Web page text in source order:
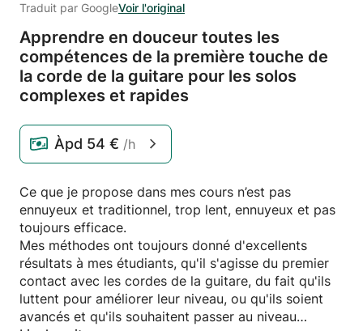
Traduit par GoogleVoir l'original
Apprendre en douceur toutes les
compétences de la première touche de
la corde de la guitare pour les solos
complexes et rapides
Àpd 54 € /h
Ce que je propose dans mes cours n’est pas
ennuyeux et traditionnel, trop lent, ennuyeux et pas
toujours efficace.
Mes méthodes ont toujours donné d'excellents
résultats à mes étudiants, qu'il s'agisse du premier
contact avec les cordes de la guitare, du fait qu'ils
luttent pour améliorer leur niveau, ou qu'ils soient
avancés et qu'ils souhaitent passer au niveau